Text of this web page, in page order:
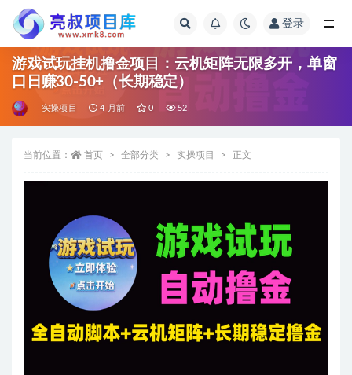
登录
游戏试玩挂机撸金项目：云机矩阵无限多开，单窗
口日赚30-50+（长期稳定）
实操项目 4 月前 0 52
当前位置： 首页 全部分类 实操项目 正文